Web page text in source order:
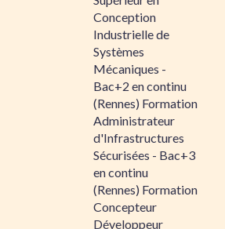
Conception
Industrielle de
Systèmes
Mécaniques -
Bac+2 en continu
(Rennes) Formation
Administrateur
d'Infrastructures
Sécurisées - Bac+3
en continu
(Rennes) Formation
Concepteur
Développeur